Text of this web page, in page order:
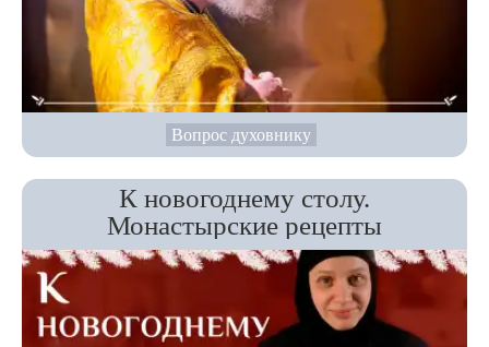
Вопрос духовнику
К новогоднему столу.
Монастырские рецепты